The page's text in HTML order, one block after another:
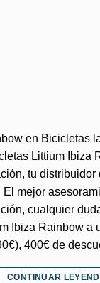
en Bicicletas
Littium Ibiza
tu distribuidor
El mejor
cualquier
Ibiza Rainbow a
400€ de
CONTINUAR